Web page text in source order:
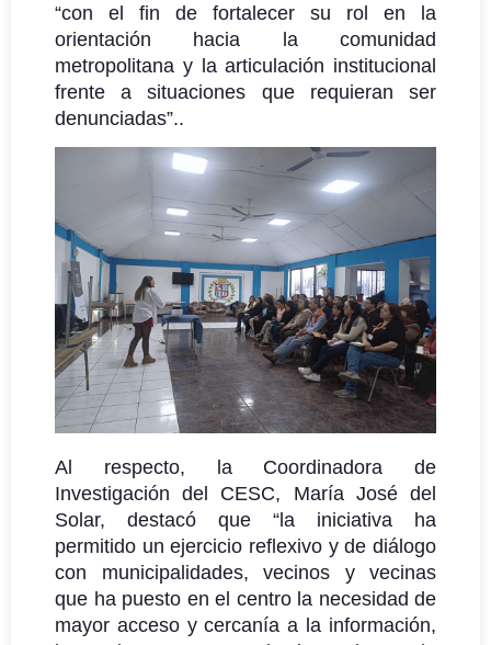
“con el fin de fortalecer su rol en la
orientación hacia la comunidad
metropolitana y la articulación institucional
frente a situaciones que requieran ser
denunciadas”..
Al respecto, la Coordinadora de
Investigación del CESC, María José del
Solar, destacó que “la iniciativa ha
permitido un ejercicio reflexivo y de diálogo
con municipalidades, vecinos y vecinas
que ha puesto en el centro la necesidad de
mayor acceso y cercanía a la información,